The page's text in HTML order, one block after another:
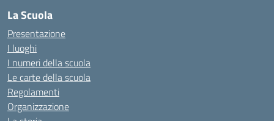
La Scuola
Presentazione
I luoghi
I numeri della scuola
Le carte della scuola
Regolamenti
Organizzazione